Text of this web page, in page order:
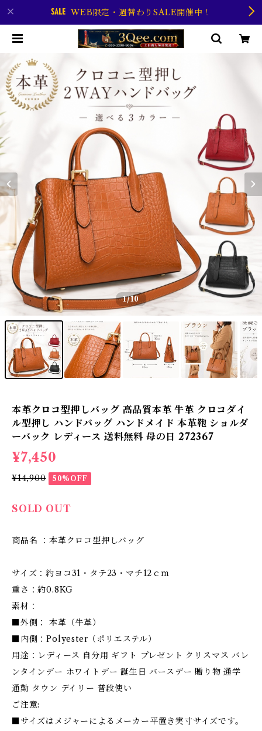
WEB限定・週替わりSALE開催中！
1/10
本革クロコ型押しバッグ 高品質本革 牛革 クロコダイ
ル型押し ハンドバッグ ハンドメイド 本革鞄 ショルダ
ーバック レディース 送料無料 母の日 272367
¥7,450
¥14,900 50%OFF
SOLD OUT
商品名 ：本革クロコ型押しバッグ
サイズ：約ヨコ31・タテ23・マチ12ｃｍ
重さ：約0.8KG
素材：
■外側： 本革（牛革）
■内側：Polyester（ポリエステル）
用途：レディース 自分用 ギフト プレゼント クリスマス バレ
ンタインデー ホワイトデー 誕生日 バースデー 贈り物 通学
通勤 タウン デイリー 普段使い
ご注意:
■サイズはメジャーによるメーカー平置き実寸サイズです。